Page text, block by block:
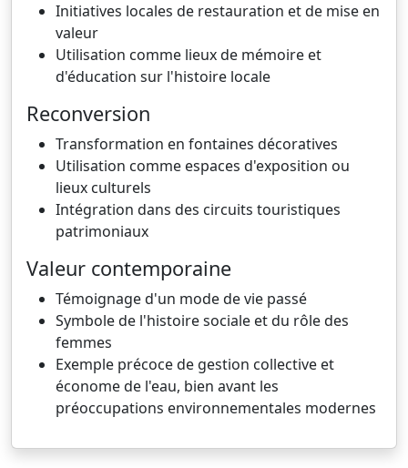
Initiatives locales de restauration et de mise en
valeur
Utilisation comme lieux de mémoire et
d'éducation sur l'histoire locale
Reconversion
Transformation en fontaines décoratives
Utilisation comme espaces d'exposition ou
lieux culturels
Intégration dans des circuits touristiques
patrimoniaux
Valeur contemporaine
Témoignage d'un mode de vie passé
Symbole de l'histoire sociale et du rôle des
femmes
Exemple précoce de gestion collective et
économe de l'eau, bien avant les
préoccupations environnementales modernes